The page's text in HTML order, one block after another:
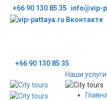
+66 90 130 85 35
info@vip-
+66 90 130 85 35
Наши услуги